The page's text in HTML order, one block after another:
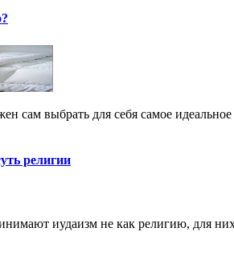
сам выбрать для себя самое
религии
иудаизм не как религию, для